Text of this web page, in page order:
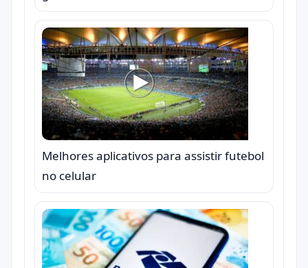
Melhores aplicativos para assistir futebol
no celular